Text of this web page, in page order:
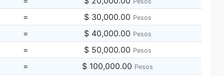
= $ 30,000.00 Pesos
= $ 40,000.00 Pesos
= $ 50,000.00 Pesos
= $ 100,000.00 Pesos